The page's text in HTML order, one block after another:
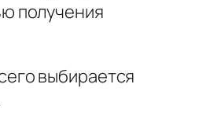
получения
выбирается